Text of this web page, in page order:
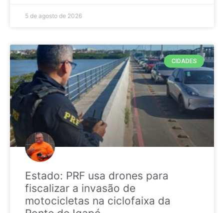
5 de agosto de 2026
CIDADES
Estado: PRF usa drones para
fiscalizar a invasão de
motocicletas na ciclofaixa da